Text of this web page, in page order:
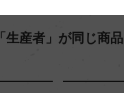
「生産者」が同じ商品